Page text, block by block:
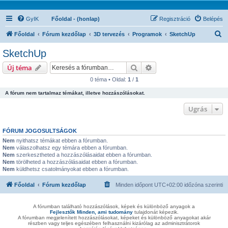
GyIK Főoldal - (honlap) Belépés
Regisztráció
Főoldal Fórum kezdőlap 3D tervezés Programok SketchUp
SketchUp
Új téma Keresés
0 téma • Oldal: 1 / 1
A fórum nem tartalmaz témákat, illetve hozzászólásokat.
Ugrás
FÓRUM JOGOSULTSÁGOK
Nem nyithatsz témákat ebben a fórumban.
Nem válaszolhatsz egy témára ebben a fórumban.
Nem szerkesztheted a hozzászólásaidat ebben a fórumban.
Nem törölheted a hozzászólásaidat ebben a fórumban.
Nem küldhetsz csatolmányokat ebben a fórumban.
Főoldal Fórum kezdőlap Minden időpont UTC+02:00 időzóna szerinti
A fórumban található hozzászólások, képek és különböző anyagok a
Fejlesztők Minden, ami tudománytulajdonát képezik.
A fórumban megjelenített hozzászólásokat, képeket és különböző anyagokat akár
részben vagy teljes egészében felhasználni kizárólag az adminisztrátorok